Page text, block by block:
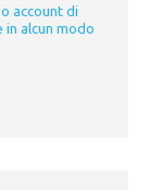
account di
in alcun modo